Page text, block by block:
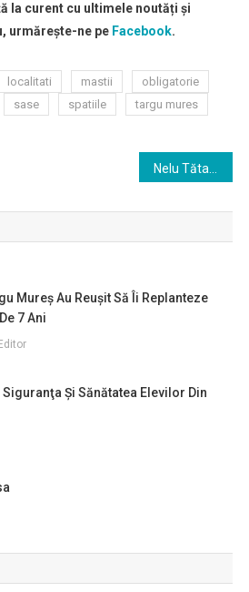
la curent cu ultimele noutăți și
urmărește-ne pe Facebook.
localitati mastii
obligatorie
sase spatiile
targu mures
Mureş Au Reuşit Să Îi Replanteze
7 Ani
Editor
Şi Sănătatea Elevilor Din